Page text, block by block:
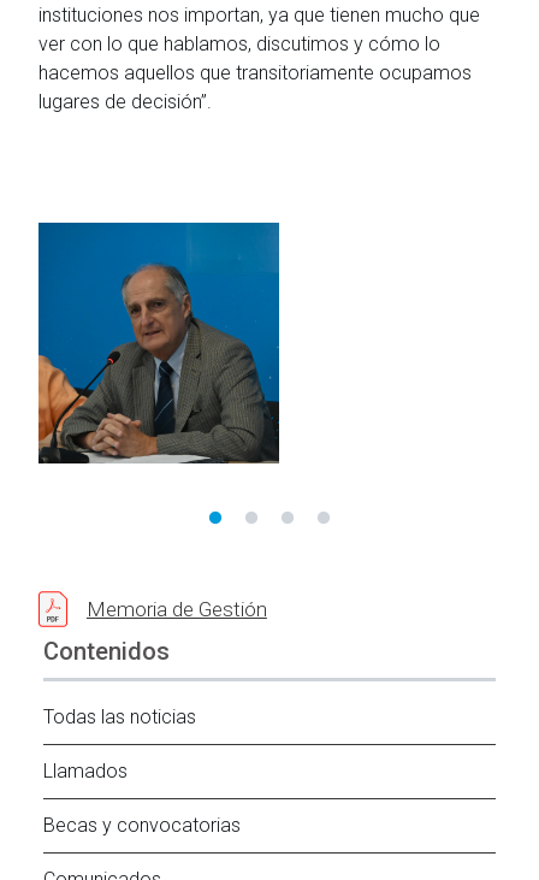
instituciones nos importan, ya que tienen mucho que
ver con lo que hablamos, discutimos y cómo lo
hacemos aquellos que transitoriamente ocupamos
lugares de decisión”.
Memoria de Gestión
Contenidos
Todas las noticias
Llamados
Becas y convocatorias